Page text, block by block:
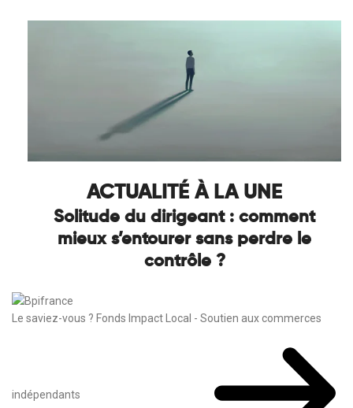
ACTUALITÉ À LA UNE
Solitude du dirigeant : comment
mieux s’entourer sans perdre le
contrôle ?
Le saviez-vous ? Fonds Impact Local - Soutien aux commerces
indépendants